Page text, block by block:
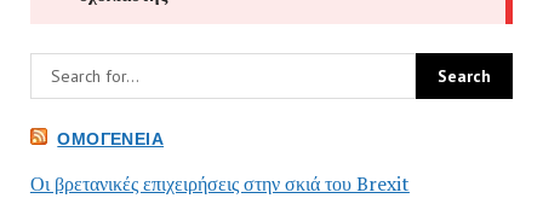
ΟΜΟΓΈΝΕΙΑ
Οι βρετανικές επιχειρήσεις στην σκιά του Brexit